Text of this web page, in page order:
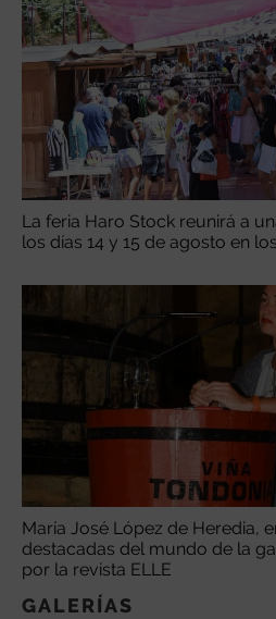
La feria Haro Stock reunirá a
los días 14 y 15 de agosto en
María José López de Heredia,
destacadas del mundo de la
por la revista ELLE
GALERÍAS